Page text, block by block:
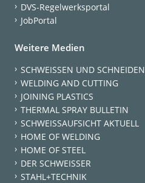
DVS-Regelwerksportal
JobPortal
Weitere Medien
SCHWEISSEN UND SCHNEIDEN
WELDING AND CUTTING
JOINING PLASTICS
THERMAL SPRAY BULLETIN
SCHWEISSAUFSICHT AKTUELL
HOME OF WELDING
HOME OF STEEL
DER SCHWEISSER
STAHL+TECHNIK